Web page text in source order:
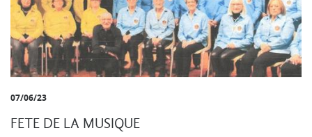
07/06/23
FETE DE LA MUSIQUE